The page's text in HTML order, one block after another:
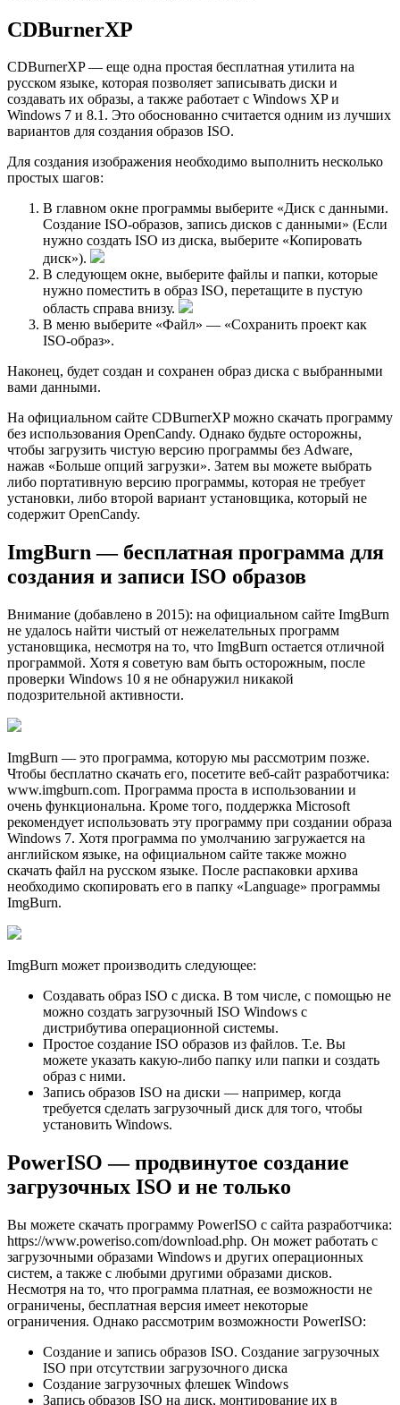
CDBurnerXP
CDBurnerXP — еще одна простая бесплатная утилита на
русском языке, которая позволяет записывать диски и
создавать их образы, а также работает с Windows XP и
Windows 7 и 8.1. Это обоснованно считается одним из лучших
вариантов для создания образов ISO.
Для создания изображения необходимо выполнить несколько
простых шагов:
В главном окне программы выберите «Диск с данными.
Создание ISO-образов, запись дисков с данными» (Если
нужно создать ISO из диска, выберите «Копировать
диск»).
В следующем окне, выберите файлы и папки, которые
нужно поместить в образ ISO, перетащите в пустую
область справа внизу.
В меню выберите «Файл» — «Сохранить проект как
ISO-образ».
Наконец, будет создан и сохранен образ диска с выбранными
вами данными.
На официальном сайте CDBurnerXP можно скачать программу
без использования OpenCandy. Однако будьте осторожны,
чтобы загрузить чистую версию программы без Adware,
нажав «Больше опций загрузки». Затем вы можете выбрать
либо портативную версию программы, которая не требует
установки, либо второй вариант установщика, который не
содержит OpenCandy.
ImgBurn — бесплатная программа для
создания и записи ISO образов
Внимание (добавлено в 2015): на официальном сайте ImgBurn
не удалось найти чистый от нежелательных программ
установщика, несмотря на то, что ImgBurn остается отличной
программой. Хотя я советую вам быть осторожным, после
проверки Windows 10 я не обнаружил никакой
подозрительной активности.
ImgBurn — это программа, которую мы рассмотрим позже.
Чтобы бесплатно скачать его, посетите веб-сайт разработчика:
www.imgburn.com. Программа проста в использовании и
очень функциональна. Кроме того, поддержка Microsoft
рекомендует использовать эту программу при создании образа
Windows 7. Хотя программа по умолчанию загружается на
английском языке, на официальном сайте также можно
скачать файл на русском языке. После распаковки архива
необходимо скопировать его в папку «Language» программы
ImgBurn.
ImgBurn может производить следующее:
Создавать образ ISO с диска. В том числе, с помощью не
можно создать загрузочный ISO Windows с
дистрибутива операционной системы.
Простое создание ISO образов из файлов. Т.е. Вы
можете указать какую-либо папку или папки и создать
образ с ними.
Запись образов ISO на диски — например, когда
требуется сделать загрузочный диск для того, чтобы
установить Windows.
PowerISO — продвинутое создание
загрузочных ISO и не только
Вы можете скачать программу PowerISO с сайта разработчика:
https://www.poweriso.com/download.php. Он может работать с
загрузочными образами Windows и других операционных
систем, а также с любыми другими образами дисков.
Несмотря на то, что программа платная, ее возможности не
ограничены, бесплатная версия имеет некоторые
ограничения. Однако рассмотрим возможности PowerISO:
Создание и запись образов ISO. Создание загрузочных
ISO при отсутствии загрузочного диска
Создание загрузочных флешек Windows
Запись образов ISO на диск, монтирование их в